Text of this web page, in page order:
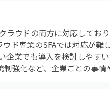
ラウドの両方に対応してお
ド専業のSFAでは対応が
企業でも導入を検討しやす
強化など、企業ごとの事情